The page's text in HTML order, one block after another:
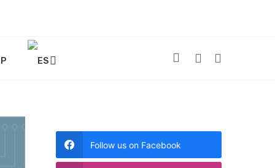
Follow us on Facebook